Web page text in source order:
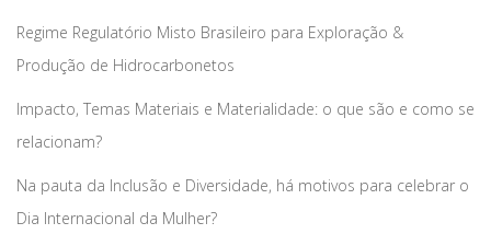
Regime Regulatório Misto Brasileiro para Exploração &
Produção de Hidrocarbonetos
Impacto, Temas Materiais e Materialidade: o que são e como se
relacionam?
Na pauta da Inclusão e Diversidade, há motivos para celebrar o
Dia Internacional da Mulher?